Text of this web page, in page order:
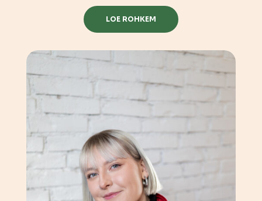
LOE ROHKEM